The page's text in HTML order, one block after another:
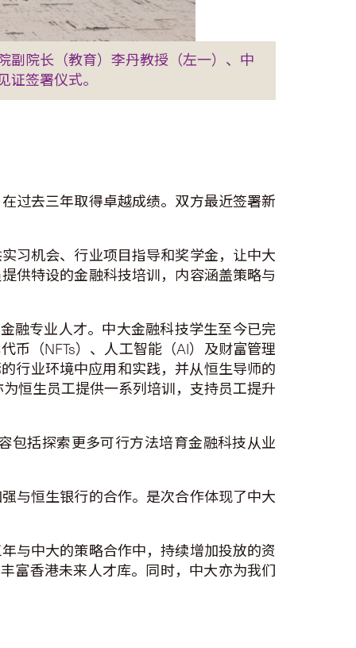
副院长（教育）李丹教授（左一）、中
签署仪式。
过去三年取得卓越成绩。双方最近签署新
习机会、行业项目指导和奖学金，让中大
供特设的金融科技培训，内容涵盖策略与
融专业人才。中大金融科技学生至今已完
币（NFTs）、人工智能（AI）及财富管理
行业环境中应用和实践，并从恒生导师的
恒生员工提供一系列培训，支持员工提升
包括探索更多可行方法培育金融科技从业
与恒生银行的合作。是次合作体现了中大
与中大的策略合作中，持续增加投放的资
富香港未来人才库。同时，中大亦为我们